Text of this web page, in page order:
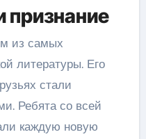
признание
из самых
литературы. Его
стали
Ребята со всей
каждую новую